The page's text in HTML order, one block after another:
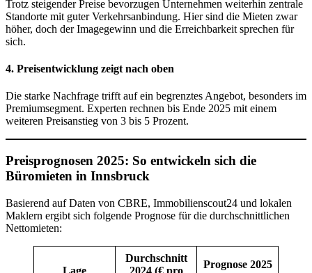
Trotz steigender Preise bevorzugen Unternehmen weiterhin zentrale
Standorte mit guter Verkehrsanbindung. Hier sind die Mieten zwar
höher, doch der Imagegewinn und die Erreichbarkeit sprechen für
sich.
4. Preisentwicklung zeigt nach oben
Die starke Nachfrage trifft auf ein begrenztes Angebot, besonders im
Premiumsegment. Experten rechnen bis Ende 2025 mit einem
weiteren Preisanstieg von 3 bis 5 Prozent.
Preisprognosen 2025: So entwickeln sich die
Büromieten in Innsbruck
Basierend auf Daten von CBRE, Immobilienscout24 und lokalen
Maklern ergibt sich folgende Prognose für die durchschnittlichen
Nettomieten:
Lage
Durchschnitt
2024 (€ pro
Prognose 2025